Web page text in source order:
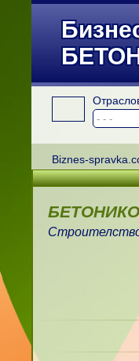
Biznes-